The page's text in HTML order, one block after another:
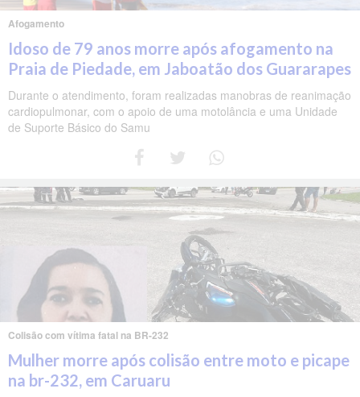
Afogamento
Idoso de 79 anos morre após afogamento na
Praia de Piedade, em Jaboatão dos Guararapes
Durante o atendimento, foram realizadas manobras de reanimação
cardiopulmonar, com o apoio de uma motolância e uma Unidade
de Suporte Básico do Samu
Colisão com vítima fatal na BR-232
Mulher morre após colisão entre moto e picape
na br-232, em Caruaru